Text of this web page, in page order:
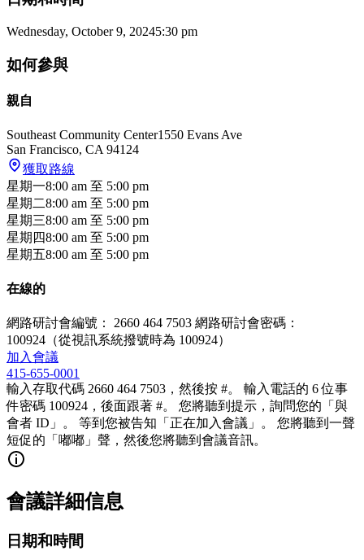
Wednesday, October 9, 20245:30 pm
如何參與
親自
Southeast Community Center1550 Evans Ave
San Francisco, CA 94124
獲取路線
星期一8:00 am 至 5:00 pm
星期二8:00 am 至 5:00 pm
星期三8:00 am 至 5:00 pm
星期四8:00 am 至 5:00 pm
星期五8:00 am 至 5:00 pm
在線的
網路研討會編號： 2660 464 7503 網路研討會密碼：
100924（從視訊系統撥號時為 100924）
加入會議
415-655-0001
輸入存取代碼 2660 464 7503，然後按 #。 輸入電話的 6 位事
件密碼 100924，後面跟著 #。 您將聽到提示，詢問您的「與
會者 ID」。 等到您被告知「正在加入會議」。 您將聽到一聲
短促的「嘟嘟」聲，然後您將聽到會議音訊。
會議詳細信息
日期和時間